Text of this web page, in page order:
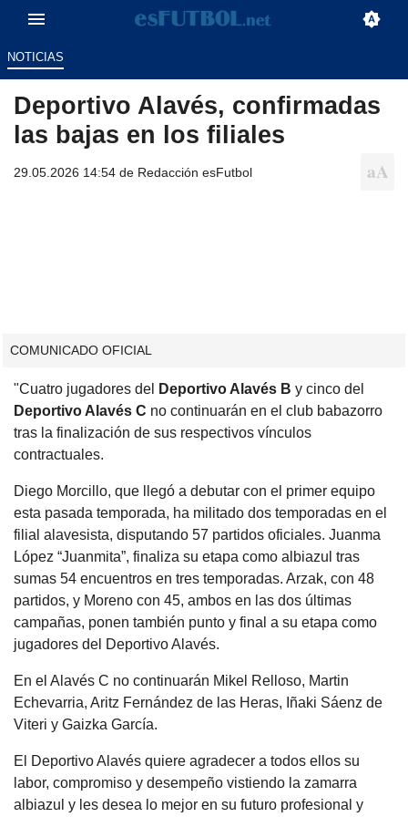
NOTICIAS
Deportivo Alavés, confirmadas
las bajas en los filiales
29.05.2026 14:54 de Redacción esFutbol
COMUNICADO OFICIAL
"Cuatro jugadores del Deportivo Alavés B y cinco del
Deportivo Alavés C no continuarán en el club babazorro
tras la finalización de sus respectivos vínculos
contractuales.
Diego Morcillo, que llegó a debutar con el primer equipo
esta pasada temporada, ha militado dos temporadas en el
filial alavesista, disputando 57 partidos oficiales. Juanma
López “Juanmita”, finaliza su etapa como albiazul tras
sumas 54 encuentros en tres temporadas. Arzak, con 48
partidos, y Moreno con 45, ambos en las dos últimas
campañas, ponen también punto y final a su etapa como
jugadores del Deportivo Alavés.
En el Alavés C no continuarán Mikel Relloso, Martin
Echevarria, Aritz Fernández de las Heras, Iñaki Sáenz de
Viteri y Gaizka García.
El Deportivo Alavés quiere agradecer a todos ellos su
labor, compromiso y desempeño vistiendo la zamarra
albiazul y les desea lo mejor en su futuro profesional y